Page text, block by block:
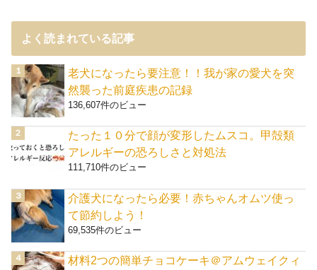
よく読まれている記事
老犬になったら要注意！！我が家の愛犬を突
然襲った前庭疾患の記録
136,607件のビュー
たった１０分で顔が変形したムスコ。甲殻類
アレルギーの恐ろしさと対処法
111,710件のビュー
介護犬になったら必要！赤ちゃんオムツ使っ
て節約しよう！
69,535件のビュー
材料2つの簡単チョコケーキ＠アムウェイクィ